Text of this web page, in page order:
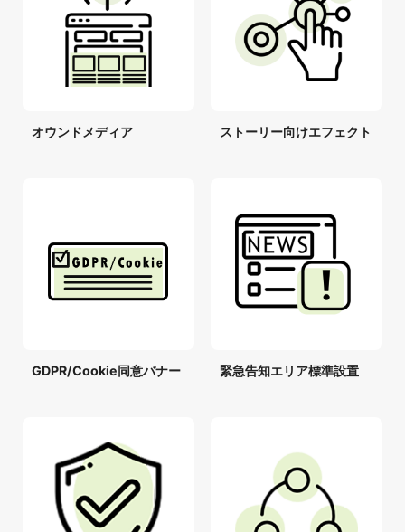
オウンドメディア ストーリー向けエフェクト
GDPR/Cookie同意バナー 緊急告知エリア標準設置